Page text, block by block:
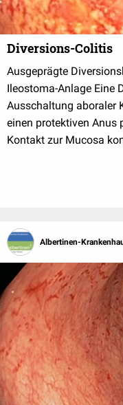
Diversions-Colitis
Ausgeprägte
Ileostoma-Anlage Eine
Ausschaltung aboraler
einen protektiven Anus
Kontakt zur Mucosa
Albertinen-